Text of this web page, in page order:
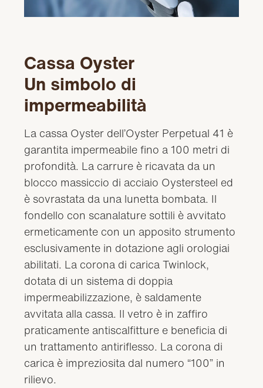
Cassa Oyster
Un simbolo di
impermeabilità
La cassa Oyster dell’Oyster Perpetual 41 è
garantita impermeabile fino a 100 metri di
profondità. La carrure è ricavata da un
blocco massiccio di acciaio Oystersteel ed
è sovrastata da una lunetta bombata. Il
fondello con scanalature sottili è avvitato
ermeticamente con un apposito strumento
esclusivamente in dotazione agli orologiai
abilitati. La corona di carica Twinlock,
dotata di un sistema di doppia
impermeabilizzazione, è saldamente
avvitata alla cassa. Il vetro è in zaffiro
praticamente antiscalfitture e beneficia di
un trattamento antiriflesso. La corona di
carica è impreziosita dal numero “100” in
rilievo.